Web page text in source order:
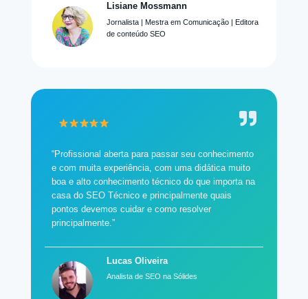
Lisiane Mossmann
Jornalista | Mestra em Comunicação | Editora
de conteúdo SEO
“Profissional aberta para passar seu conhecimento
e com muita experiência, com uma didática muito
boa e alto conhecimento técnico do que importa na
casa do SEO Técnico e principalmente quais
pontos devemos cuidar e como resolver
principalmente.”
Lucas Oliveira
Analista de SEO na Sólides